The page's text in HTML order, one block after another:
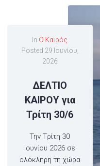
In Ο Καιρός
Posted 29 Ιουνίου,
2026
ΔΕΛΤΙΟ
ΚΑΙΡΟΥ για
Τρίτη 30/6
Την Tρίτη 30
Ιουνίου 2026 σε
ολόκληρη τη χώρα